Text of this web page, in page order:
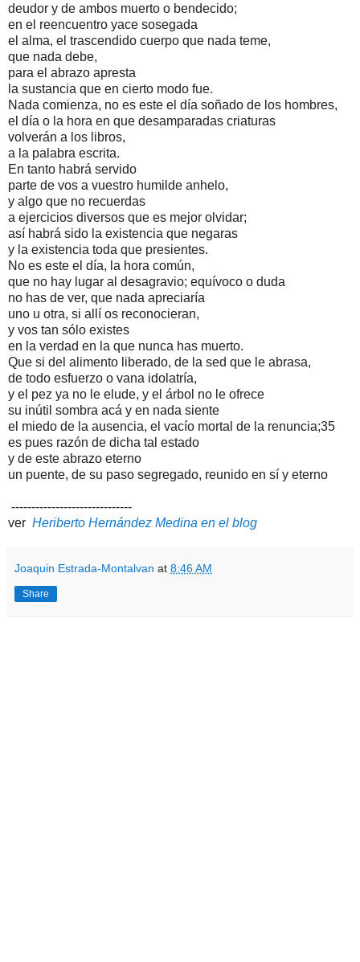
deudor y de ambos muerto o bendecido;
en el reencuentro yace sosegada
el alma, el trascendido cuerpo que nada teme,
que nada debe,
para el abrazo apresta
la sustancia que en cierto modo fue.
Nada comienza, no es este el día soñado de los hombres,
el día o la hora en que desamparadas criaturas
volverán a los libros,
a la palabra escrita.
En tanto habrá servido
parte de vos a vuestro humilde anhelo,
y algo que no recuerdas
a ejercicios diversos que es mejor olvidar;
así habrá sido la existencia que negaras
y la existencia toda que presientes.
No es este el día, la hora común,
que no hay lugar al desagravio; equívoco o duda
no has de ver, que nada apreciaría
uno u otra, si allí os reconocieran,
y vos tan sólo existes
en la verdad en la que nunca has muerto.
Que si del alimento liberado, de la sed que le abrasa,
de todo esfuerzo o vana idolatría,
y el pez ya no le elude, y el árbol no le ofrece
su inútil sombra acá y en nada siente
el miedo de la ausencia, el vacío mortal de la renuncia;35
es pues razón de dicha tal estado
y de este abrazo eterno
un puente, de su paso segregado, reunido en sí y eterno
------------------------------
ver Heriberto Hernández Medina en el blog
Joaquin Estrada-Montalvan at 8:46 AM
Share